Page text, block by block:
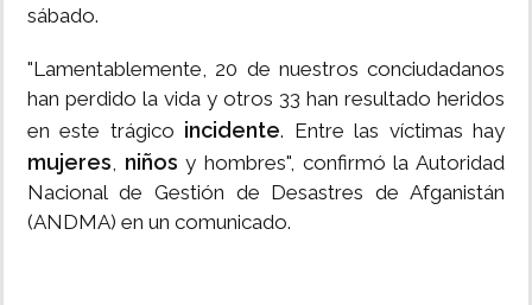
sábado.
"Lamentablemente, 20 de nuestros conciudadanos
han perdido la vida y otros 33 han resultado heridos
en este trágico incidente. Entre las víctimas hay
mujeres, niños y hombres", confirmó la Autoridad
Nacional de Gestión de Desastres de Afganistán
(ANDMA) en un comunicado.